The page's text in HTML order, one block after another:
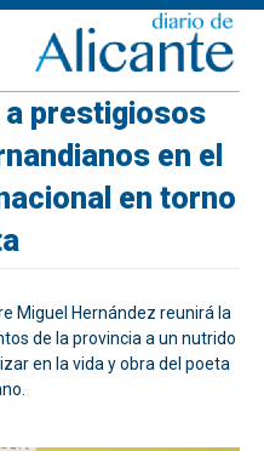
a prestigiosos
en el
en torno
Miguel Hernández reunirá la
de la provincia a un nutrido
en la vida y obra del poeta